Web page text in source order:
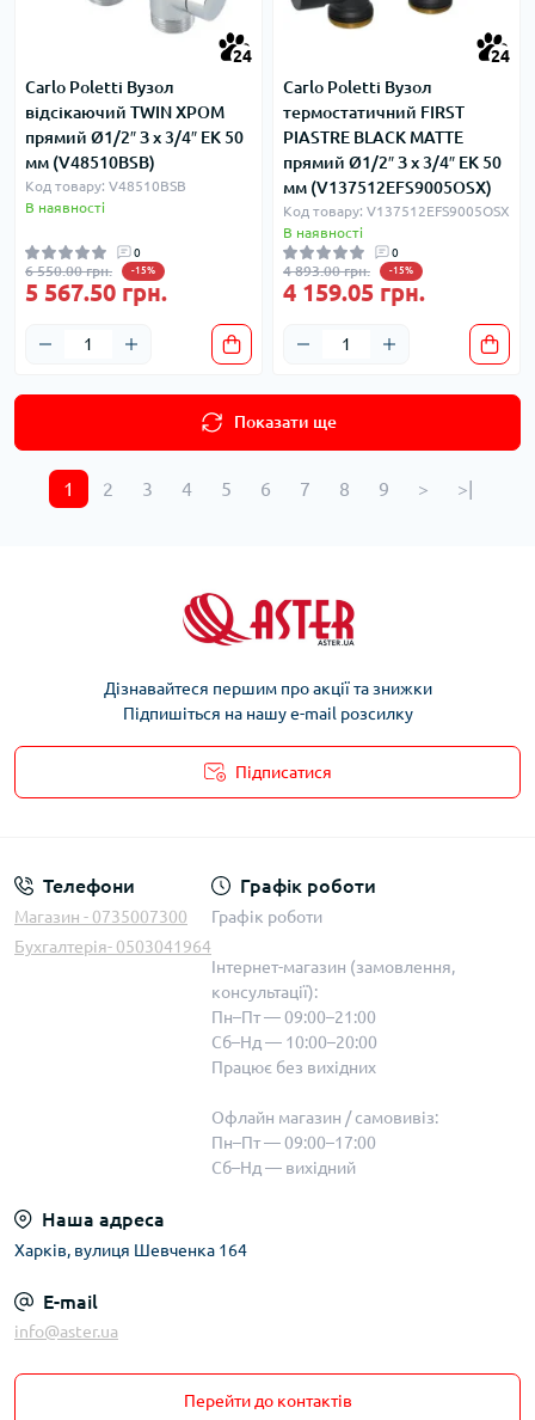
24
Carlo Poletti Вузол
відсікаючий TWIN ХРОМ
прямий Ø1/2″ З x 3/4″ EK 50
мм (V48510BSB)
Код товару: V48510BSB
В наявності
0
6 550.00 грн. -15%
5 567.50 грн.
24
Carlo Poletti Вузол
термостатичний FIRST
PIASTRE BLACK MATTE
прямий Ø1/2″ З x 3/4″ EK 50
мм (V137512EFS9005OSX)
Код товару: V137512EFS9005OSX
В наявності
0
4 893.00 грн. -15%
4 159.05 грн.
Показати ще
1 2 3 4 5 6 7 8 9 > >|
Дізнавайтеся першим про акції та знижки
Підпишіться на нашу e-mail розсилку
Підписатися
Телефони
Магазин - 0735007300
Бухгалтерія- 0503041964
Графік роботи
Графік роботи
Інтернет-магазин (замовлення,
консультації):
Пн–Пт — 09:00–21:00
Сб–Нд — 10:00–20:00
Працює без вихідних
Офлайн магазин / самовивіз:
Пн–Пт — 09:00–17:00
Сб–Нд — вихідний
Наша адреса
Харків, вулиця Шевченка 164
E-mail
info@aster.ua
Перейти до контактів